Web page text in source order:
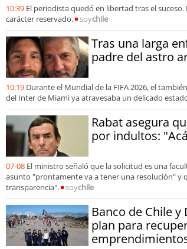
10:39 El periodista quedó en libertad tras el
carácter reservado.
soychile
Tras una larga
padre del astro
10:19 Durante el Mundial de la FIFA 2026, el
del Inter de Miami ya atravesaba un delicado
Rabat asegura
por indultos:
07-08 El ministro señaló que la solicitud es una
asunto "prontamente va a tener una resolución" y
transparencia".
soychile
Banco de Chile
plan para